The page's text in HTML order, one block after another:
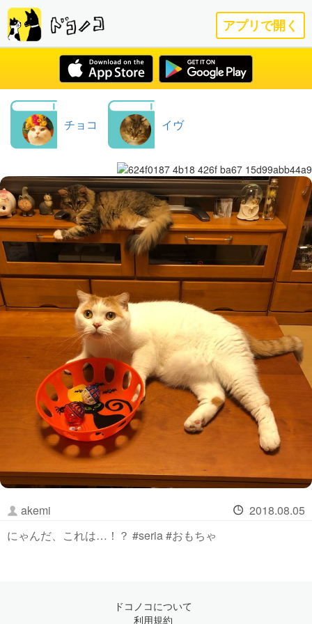
アプリで開く
チョコ イヴ
akemi
2018.08.05
にゃんだ、これは…！？ #seria #おもちゃ
ドコノコについて
利用規約